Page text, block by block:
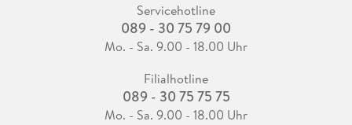
Servicehotline
089 - 30 75 79 00
Mo. - Sa. 9.00 - 18.00 Uhr
Filialhotline
089 - 30 75 75 75
Mo. - Sa. 9.00 - 18.00 Uhr